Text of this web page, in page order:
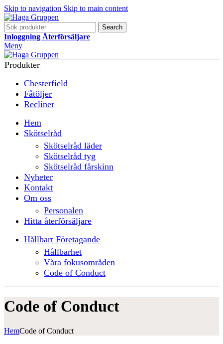
Skip to navigation Skip to main content
Search
Inloggning Återförsäljare
Meny
Produkter
Chesterfield
Fåtöljer
Recliner
Hem
Skötselråd
Skötselråd läder
Skötselråd tyg
Skötselråd fårskinn
Nyheter
Kontakt
Om oss
Personalen
Hitta återförsäljare
Hållbart Företagande
Hållbarhet
Våra fokusområden
Code of Conduct
Code of Conduct
HemCode of Conduct